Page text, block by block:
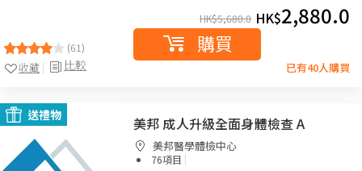
(61)
比較
收藏
HK$5,680.0 HK$2,880.0
購買
已有40人購買
送禮物 美邦 成人升級全面身體檢查 A
美邦醫學體檢中心
76項目 |